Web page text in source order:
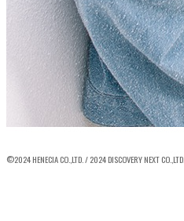
©2024 HENECIA CO.,LTD. / 2024 DISCOVERY NEXT CO.,LTD.